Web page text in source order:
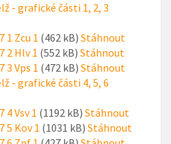
- grafické části 1, 2, 3
1 Zcu 1 (462 kB) Stáhnout
2 Hlv 1 (552 kB) Stáhnout
3 Vps 1 (472 kB) Stáhnout
- grafické části 4, 5, 6
4 Vsv 1 (1192 kB) Stáhnout
5 Kov 1 (1031 kB) Stáhnout